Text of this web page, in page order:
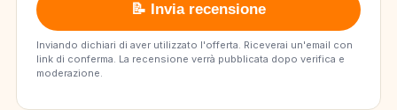
📝 Invia recensione
Inviando dichiari di aver utilizzato l'offerta. Riceverai un'email con
link di conferma. La recensione verrà pubblicata dopo verifica e
moderazione.